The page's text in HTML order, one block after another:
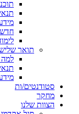
תואר
למה
סטודנטים/ות
מחקר
הצוות שלנו